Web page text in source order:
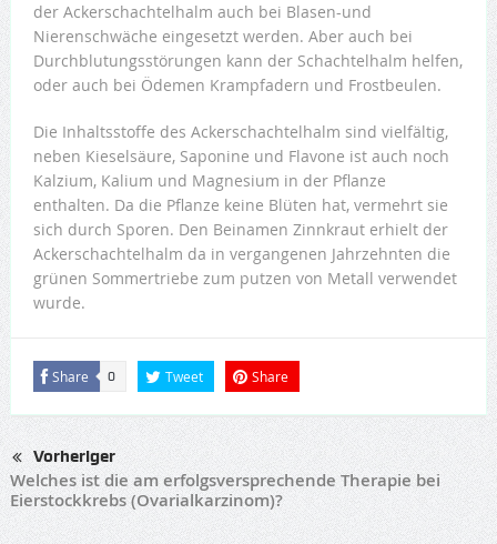
der Ackerschachtelhalm auch bei Blasen-und
Nierenschwäche eingesetzt werden. Aber auch bei
Durchblutungsstörungen kann der Schachtelhalm helfen,
oder auch bei Ödemen Krampfadern und Frostbeulen.
Die Inhaltsstoffe des Ackerschachtelhalm sind vielfältig,
neben Kieselsäure, Saponine und Flavone ist auch noch
Kalzium, Kalium und Magnesium in der Pflanze
enthalten. Da die Pflanze keine Blüten hat, vermehrt sie
sich durch Sporen. Den Beinamen Zinnkraut erhielt der
Ackerschachtelhalm da in vergangenen Jahrzehnten die
grünen Sommertriebe zum putzen von Metall verwendet
wurde.
Share 0 Tweet Share
Vorheriger
Welches ist die am erfolgsversprechende Therapie bei
Eierstockkrebs (Ovarialkarzinom)?